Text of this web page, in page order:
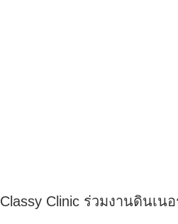
Classy Clinic ร่วมงานดินเนอ